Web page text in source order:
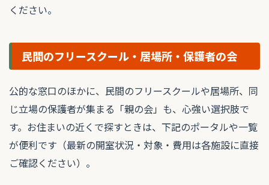
ください。
民間のフリースクール・居場所・保護者の会
公的な窓口のほかに、民間のフリースクールや居場所、同
じ立場の保護者が集まる「親の会」も、心強い選択肢で
す。お住まいの近くで探すときは、下記のポータルや一覧
が便利です（最新の開室状況・対象・費用は各施設に直接
ご確認ください）。